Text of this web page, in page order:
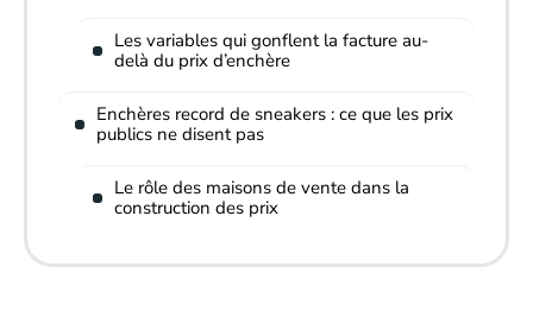
Les variables qui gonflent la facture au-
delà du prix d’enchère
Enchères record de sneakers : ce que les prix
publics ne disent pas
Le rôle des maisons de vente dans la
construction des prix